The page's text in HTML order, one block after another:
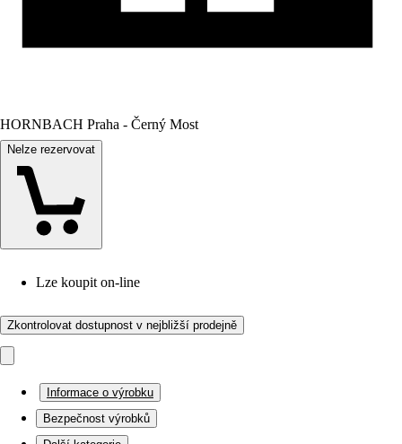
HORNBACH Praha - Černý Most
Nelze rezervovat
Lze koupit on-line
Zkontrolovat dostupnost v nejbližší prodejně
Informace o výrobku
Bezpečnost výrobků